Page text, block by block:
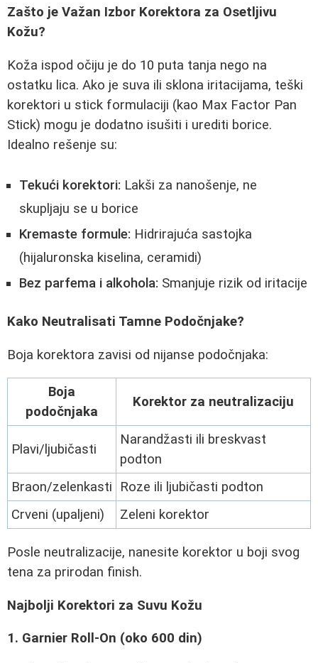
Zašto je Važan Izbor Korektora za Osetljivu
Kožu?
Koža ispod očiju je do 10 puta tanja nego na
ostatku lica. Ako je suva ili sklona iritacijama, teški
korektori u stick formulaciji (kao Max Factor Pan
Stick) mogu je dodatno isušiti i urediti borice.
Idealno rešenje su:
Tekući korektori: Lakši za nanošenje, ne
skupljaju se u borice
Kremaste formule: Hidrirajuća sastojka
(hijaluronska kiselina, ceramidi)
Bez parfema i alkohola: Smanjuje rizik od iritacije
Kako Neutralisati Tamne Podočnjake?
Boja korektora zavisi od nijanse podočnjaka:
Boja
podočnjaka
Korektor za neutralizaciju
Plavi/ljubičasti
Narandžasti ili breskvast
podton
Braon/zelenkasti
Roze ili ljubičasti podton
Crveni (upaljeni)
Zeleni korektor
Posle neutralizacije, nanesite korektor u boji svog
tena za prirodan finish.
Najbolji Korektori za Suvu Kožu
1. Garnier Roll-On (oko 600 din)